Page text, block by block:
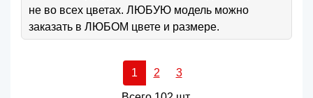
не во всех цветах. ЛЮБУЮ модель можно
заказать в ЛЮБОМ цвете и размере.
1 2 3